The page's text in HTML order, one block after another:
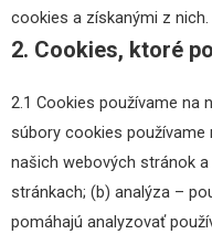
cookies a získanými z nich.
2. Cookies, ktoré
2.1 Cookies používame na
súbory cookies používame
našich webových stránok
stránkach; (b) analýza –
pomáhajú analyzovať